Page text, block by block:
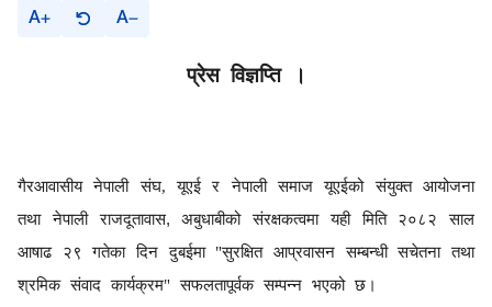
A A
प्रेस विज्ञप्ति ।
गैरआवासीय नेपाली संघ, यूएई र नेपाली समाज यूएईको संयुक्त आयोजना
तथा नेपाली राजदूतावास,अबुधाबीको संरक्षकत्वमा यही मिति २०८२ साल
आषाढ २९ गतेका दिन दुबईमा "सुरक्षित आप्रवासन सम्बन्धी सचेतना तथा
श्रमिक संवाद कार्यक्रम" सफलतापूर्वक सम्पन्न भएको छ।